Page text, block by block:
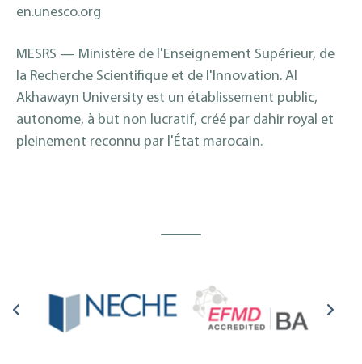
en.unesco.org
MESRS — Ministère de l'Enseignement Supérieur, de
la Recherche Scientifique et de l'Innovation. Al
Akhawayn University est un établissement public,
autonome, à but non lucratif, créé par dahir royal et
pleinement reconnu par l'État marocain.